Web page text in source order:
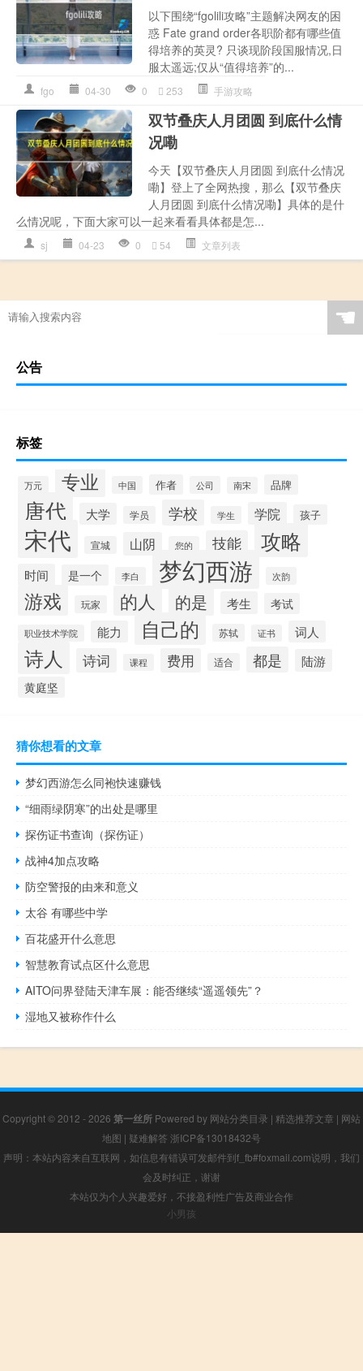
以下围绕“fgolili攻略”主题解决网友的困
惑 Fate grand order各职阶都有哪些值
得培养的英灵? 只谈现阶段国服情况,日
服太遥远;仅从“值得培养”的...
fgo 04-30 0 253 手游攻略
双节叠庆人月团圆 到底什么情
况嘞
今天【双节叠庆人月团圆 到底什么情况
嘞】登上了全网热搜，那么【双节叠庆
人月团圆 到底什么情况嘞】具体的是什
么情况呢，下面大家可以一起来看看具体都是怎...
sj 04-23 0 54 文章列表
☚
公告
标签
万元 专业 中国 作者 公司 南宋 品牌
唐代 大学 学员 学校 学生 学院 孩子
宋代 宣城 山阴 您的 技能 攻略
时间 是一个 李白 梦幻西游 次韵
游戏 玩家 的人 的是 考生 考试
职业技术学院 能力 自己的 苏轼 证书 词人
诗人 诗词 课程 费用 适合 都是 陆游
黄庭坚
猜你想看的文章
梦幻西游怎么同袍快速赚钱
“细雨绿阴寒”的出处是哪里
探伤证书查询（探伤证）
战神4加点攻略
防空警报的由来和意义
太谷 有哪些中学
百花盛开什么意思
智慧教育试点区什么意思
AITO问界登陆天津车展：能否继续“遥遥领先”？
湿地又被称作什么
Copyright © 2012 - 2026 第一丝所 Powered by 网站分类目录 | 精选推荐文章 | 网站
地图 | 疑难解答 浙ICP备13018432号
声明：本站内容来自互联网，如信息有错误可发邮件到f_fb#foxmail.com说明，我们
会及时纠正，谢谢
本站仅为个人兴趣爱好，不接盈利性广告及商业合作
小男孩